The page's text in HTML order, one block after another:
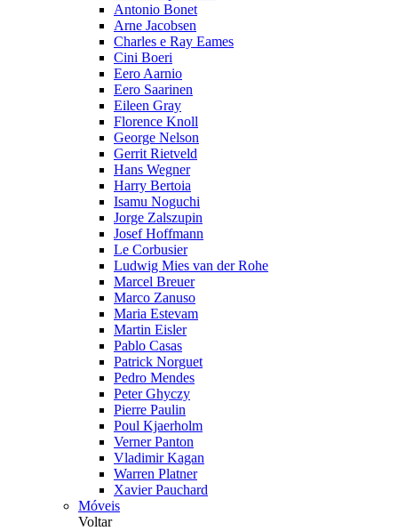
Antonio Bonet
Arne Jacobsen
Charles e Ray Eames
Cini Boeri
Eero Aarnio
Eero Saarinen
Eileen Gray
Florence Knoll
George Nelson
Gerrit Rietveld
Hans Wegner
Harry Bertoia
Isamu Noguchi
Jorge Zalszupin
Josef Hoffmann
Le Corbusier
Ludwig Mies van der Rohe
Marcel Breuer
Marco Zanuso
Maria Estevam
Martin Eisler
Pablo Casas
Patrick Norguet
Pedro Mendes
Peter Ghyczy
Pierre Paulin
Poul Kjaerholm
Verner Panton
Vladimir Kagan
Warren Platner
Xavier Pauchard
Móveis
Voltar